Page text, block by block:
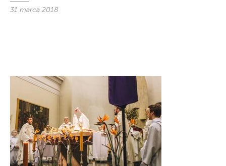
31 marca 2018